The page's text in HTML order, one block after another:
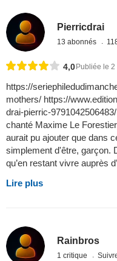
Pierricdrai
13 abonnés
4,0 Publiée le
https://
mothers/ https://
drai-pierric-
chanté Maxime Le
aurait pu ajouter que dans
simplement d'être, garçon.
qu’en restant vivre auprès
Lire plus
Rainbros
1 critique